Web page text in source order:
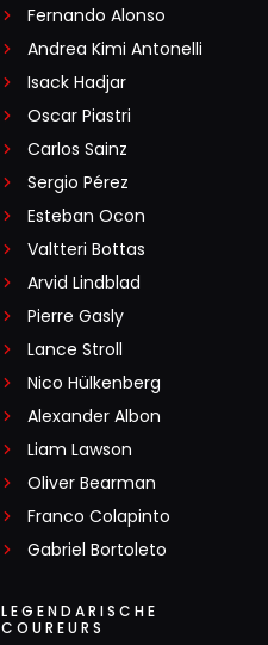
Fernando Alonso
Andrea Kimi Antonelli
Isack Hadjar
Oscar Piastri
Carlos Sainz
Sergio Pérez
Esteban Ocon
Valtteri Bottas
Arvid Lindblad
Pierre Gasly
Lance Stroll
Nico Hülkenberg
Alexander Albon
Liam Lawson
Oliver Bearman
Franco Colapinto
Gabriel Bortoleto
LEGENDARISCHE
COUREURS